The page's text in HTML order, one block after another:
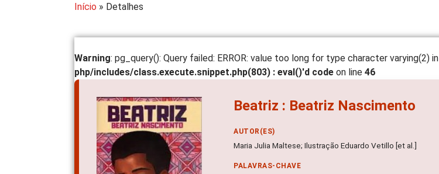
Início » Detalhes
Warning: pg_query(): Query failed: ERROR: value too long for type character varying(2) in
php/includes/class.execute.snippet.php(803) : eval()'d code on line 46
Beatriz : Beatriz Nascimento
AUTOR(ES)
Maria Julia Maltese; Ilustração Eduardo Vetillo [et al.]
PALAVRAS-CHAVE